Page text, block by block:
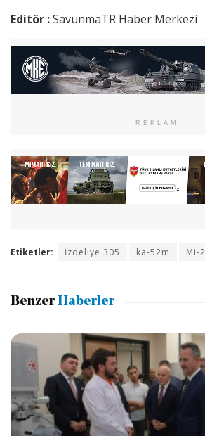
Editör :SavunmaTR Haber Merkezi
REKLAM
Etiketler: İzdeliye 305 ka-52m Mi-
Benzer Haberler